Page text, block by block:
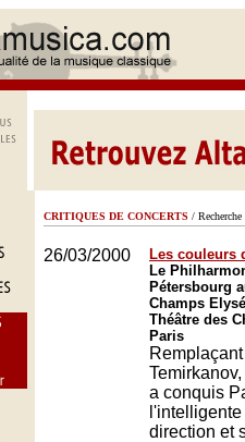
CRITIQUES DE CONCERTS / Recherche
26/03/2000
Les couleurs
Le
Pétersbourg
Champs
Théâtre des
Paris
a conquis
direction et